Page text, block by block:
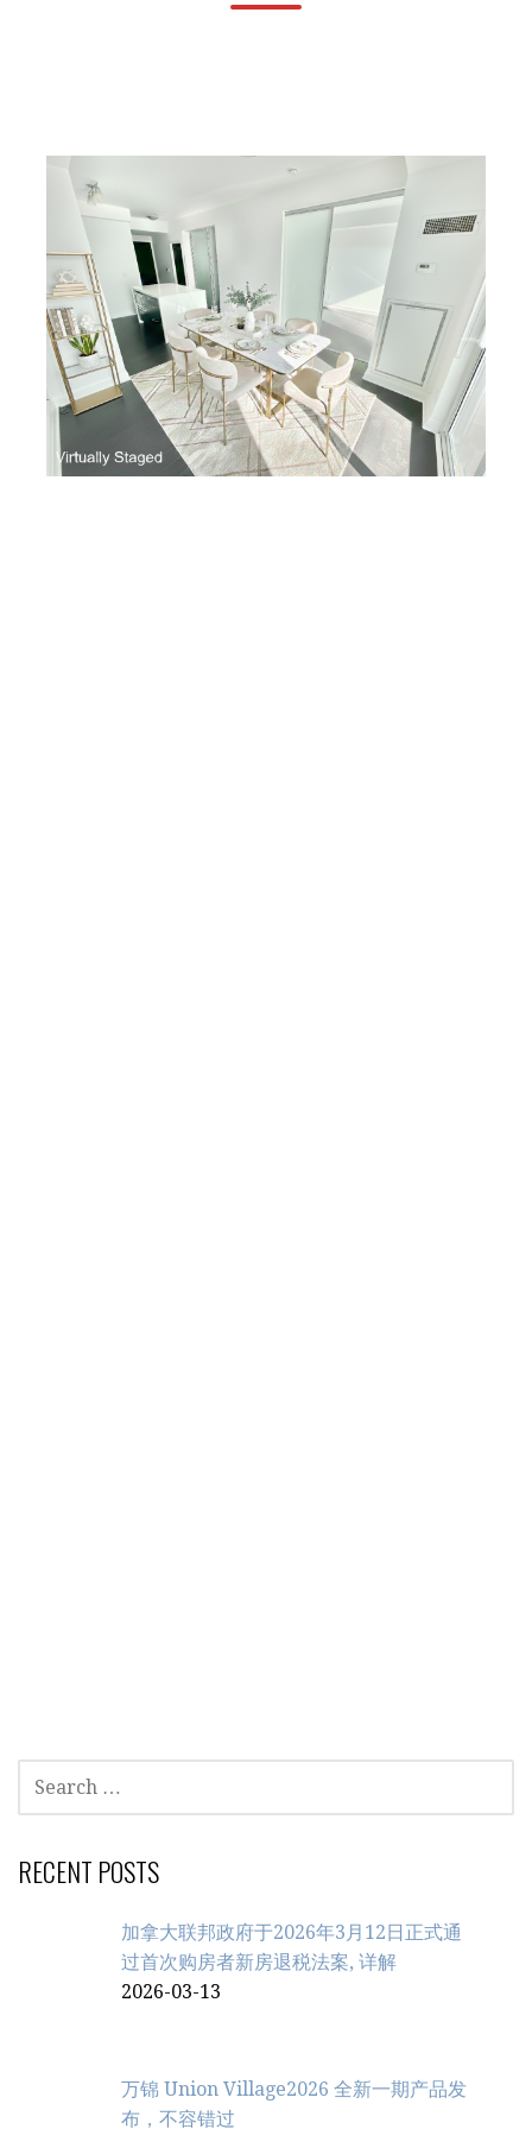
SEARCH
FOR:
RECENT POSTS
加拿大联邦政府于2026年3月12日正式通
过首次购房者新房退税法案, 详解
2026-03-13
万锦 Union Village2026 全新一期产品发
布，不容错过